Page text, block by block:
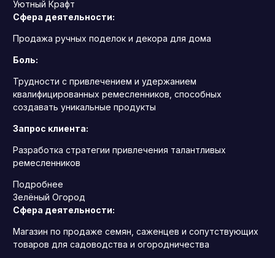
Уютный Крафт
Сфера деятельности:
Продажа ручных поделок и декора для дома
Боль:
Трудности с привлечением и удержанием
квалифицированных ремесленников, способных
создавать уникальные продукты
Запрос клиента:
Разработка стратегии привлечения талантливых
ремесленников
Подробнее
Зелёный Огород
Сфера деятельности:
Магазин по продаже семян, саженцев и сопутствующих
товаров для садоводства и огородничества